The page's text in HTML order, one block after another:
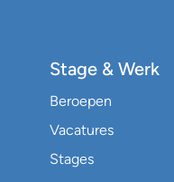
Stage & Werk
Beroepen
Vacatures
Stages